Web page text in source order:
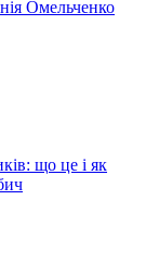
Омельченко
що це і як